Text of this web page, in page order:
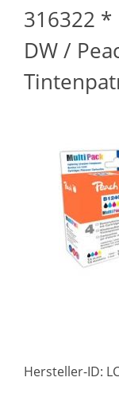
316322 *
DW /
Hersteller-ID: